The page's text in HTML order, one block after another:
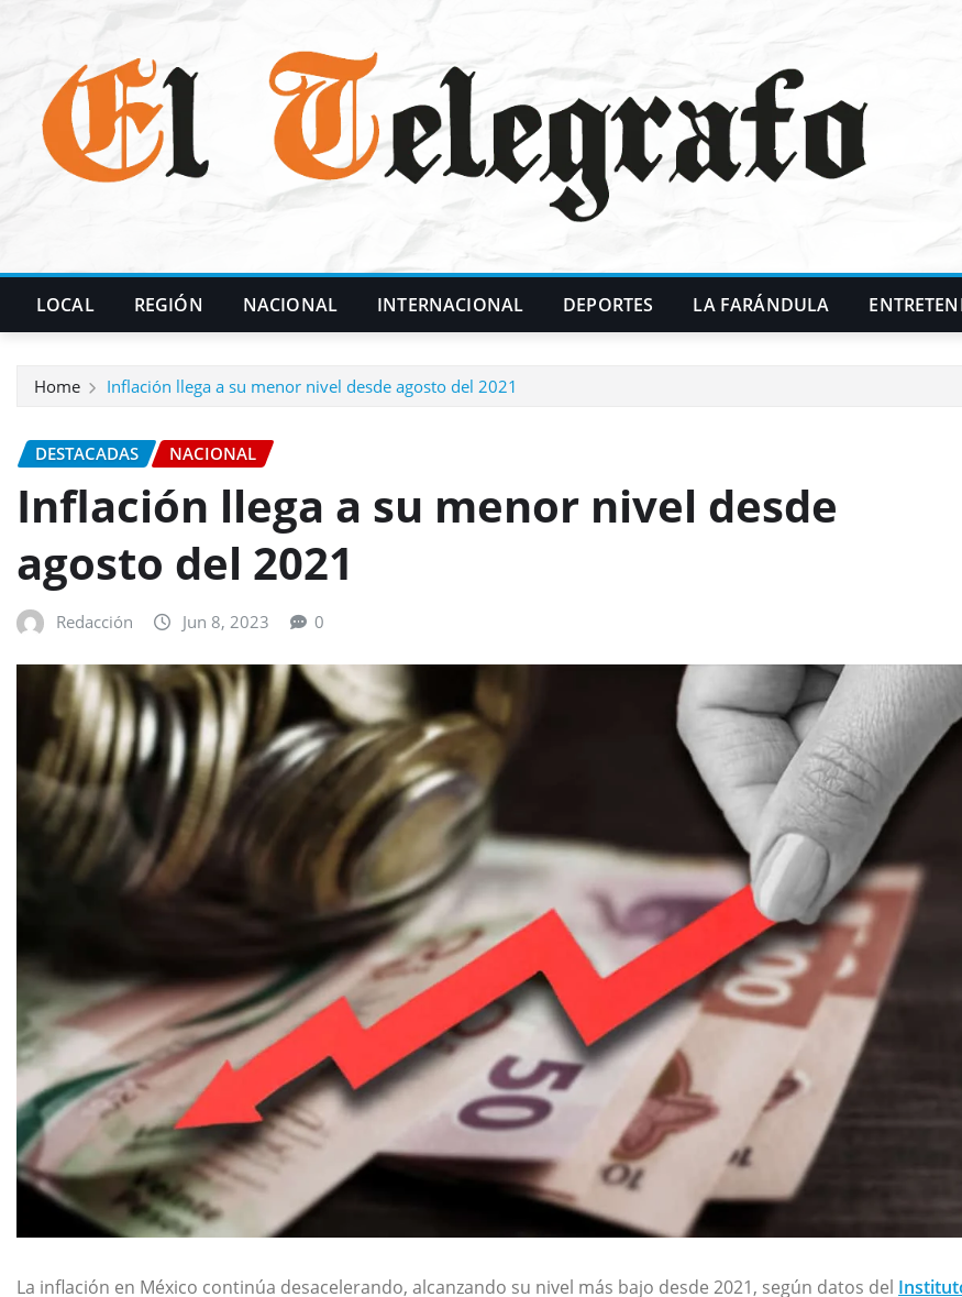
LOCAL REGIÓN NACIONAL INTERNACIONAL DEPORTES LA FARÁNDULA
Home Inflación llega a su menor nivel desde agosto del 2021
DESTACADAS NACIONAL
Inflación llega a su menor nivel desde
agosto del 2021
Redacción Jun 8, 2023 0
La inflación en México continúa desacelerando, alcanzando su nivel más bajo desde 2021, según datos del